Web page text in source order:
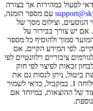
לפעול במהירות אך בצורה
עם מספר הזמנה,
וצילום מסך של
אם יש צורך בבירור על
סמוך ולהוסיף כל מספר
לפי המידע הקיים, אם
ציבוריים רלוונטיים לפי
זכאות לפיצוי לפי חוק
ביטול, ניתן לנסות גם את
עם שלוחה 1. במקביל, כדאי לשמור
של ההוצאות, במיוחד אם